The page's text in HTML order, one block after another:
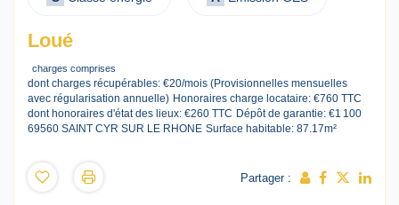
Loué
charges comprises
dont charges récupérables: €20/mois (Provisionnelles mensuelles
avec régularisation annuelle) Honoraires charge locataire: €760 TTC
dont honoraires d'état des lieux: €260 TTC Dépôt de garantie: €1 100
69560 SAINT CYR SUR LE RHONE Surface habitable: 87.17m²
Partager :